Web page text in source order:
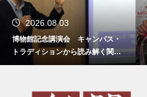
2026.08.03
博物館記念講演会 キャンパス・
トラディションから読み解く関西
学院